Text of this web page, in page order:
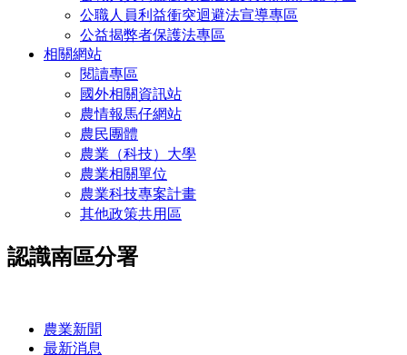
公職人員利益衝突迴避法宣導專區
公益揭弊者保護法專區
相關網站
閱讀專區
國外相關資訊站
農情報馬仔網站
農民團體
農業（科技）大學
農業相關單位
農業科技專案計畫
其他政策共用區
認識南區分署
農業新聞
最新消息